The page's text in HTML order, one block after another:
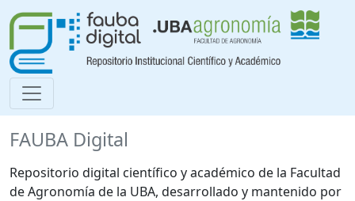
FAUBA Digital
Repositorio digital científico y académico de la Facultad
de Agronomía de la UBA, desarrollado y mantenido por